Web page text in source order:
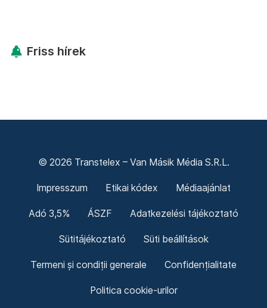
Friss hírek
© 2026 Transtelex – Van Másik Média S.R.L.
Impresszum Etikai kódex Médiaajánlat
Adó 3,5% ÁSZF Adatkezelési tájékoztató
Sütitájékoztató Süti beállítások
Termeni și condiții generale Confidențialitate
Politica cookie-urilor